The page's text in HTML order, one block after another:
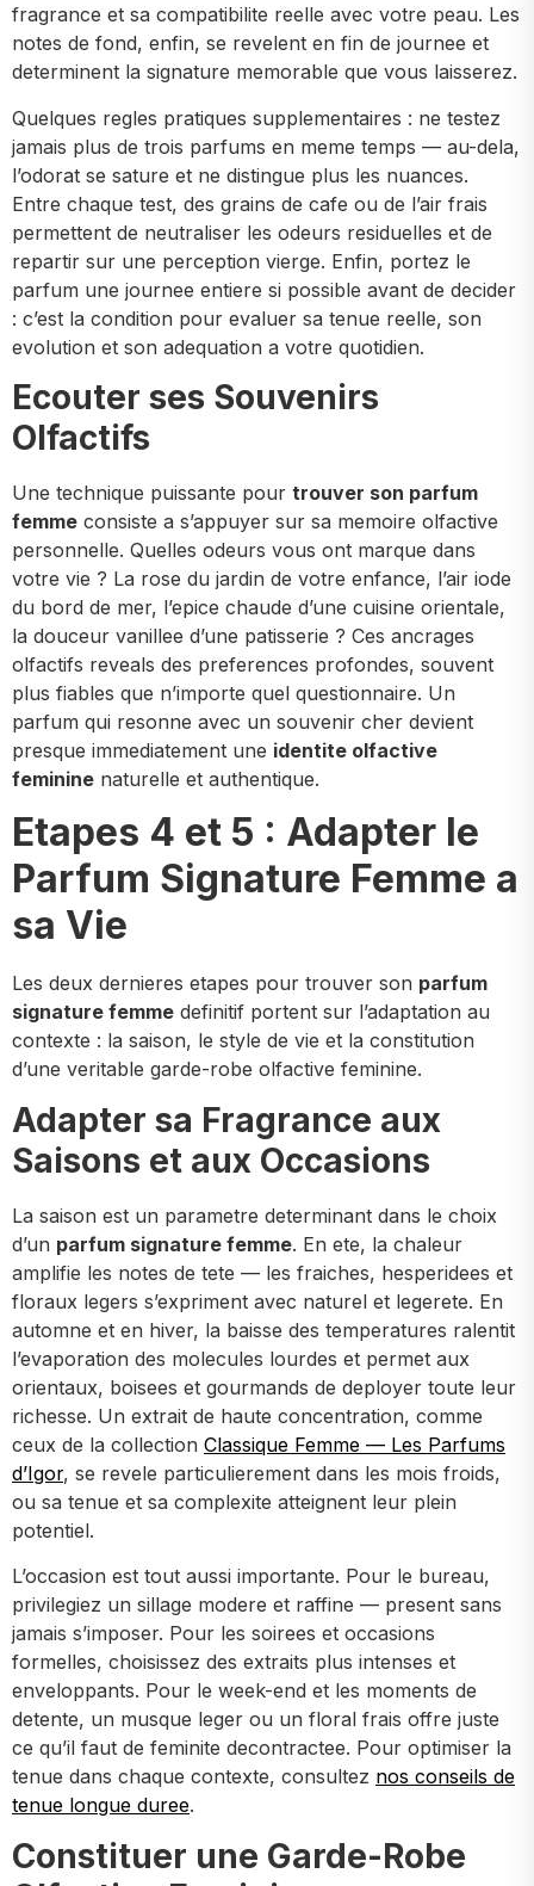
fragrance et sa compatibilite reelle avec votre peau. Les
notes de fond, enfin, se revelent en fin de journee et
determinent la signature memorable que vous laisserez.
Quelques regles pratiques supplementaires : ne testez
jamais plus de trois parfums en meme temps — au-dela,
l’odorat se sature et ne distingue plus les nuances.
Entre chaque test, des grains de cafe ou de l’air frais
permettent de neutraliser les odeurs residuelles et de
repartir sur une perception vierge. Enfin, portez le
parfum une journee entiere si possible avant de decider
: c’est la condition pour evaluer sa tenue reelle, son
evolution et son adequation a votre quotidien.
Ecouter ses Souvenirs
Olfactifs
Une technique puissante pour trouver son parfum
femme consiste a s’appuyer sur sa memoire olfactive
personnelle. Quelles odeurs vous ont marque dans
votre vie ? La rose du jardin de votre enfance, l’air iode
du bord de mer, l’epice chaude d’une cuisine orientale,
la douceur vanillee d’une patisserie ? Ces ancrages
olfactifs reveals des preferences profondes, souvent
plus fiables que n’importe quel questionnaire. Un
parfum qui resonne avec un souvenir cher devient
presque immediatement une identite olfactive
feminine naturelle et authentique.
Etapes 4 et 5 : Adapter le
Parfum Signature Femme a
sa Vie
Les deux dernieres etapes pour trouver son parfum
signature femme definitif portent sur l’adaptation au
contexte : la saison, le style de vie et la constitution
d’une veritable garde-robe olfactive feminine.
Adapter sa Fragrance aux
Saisons et aux Occasions
La saison est un parametre determinant dans le choix
d’un parfum signature femme. En ete, la chaleur
amplifie les notes de tete — les fraiches, hesperidees et
floraux legers s’expriment avec naturel et legerete. En
automne et en hiver, la baisse des temperatures ralentit
l’evaporation des molecules lourdes et permet aux
orientaux, boisees et gourmands de deployer toute leur
richesse. Un extrait de haute concentration, comme
ceux de la collection Classique Femme — Les Parfums
d’Igor, se revele particulierement dans les mois froids,
ou sa tenue et sa complexite atteignent leur plein
potentiel.
L’occasion est tout aussi importante. Pour le bureau,
privilegiez un sillage modere et raffine — present sans
jamais s’imposer. Pour les soirees et occasions
formelles, choisissez des extraits plus intenses et
enveloppants. Pour le week-end et les moments de
detente, un musque leger ou un floral frais offre juste
ce qu’il faut de feminite decontractee. Pour optimiser la
tenue dans chaque contexte, consultez nos conseils de
tenue longue duree.
Constituer une Garde-Robe